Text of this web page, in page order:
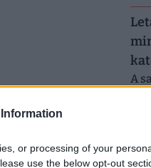
or processing of your
use the below opt-out
A